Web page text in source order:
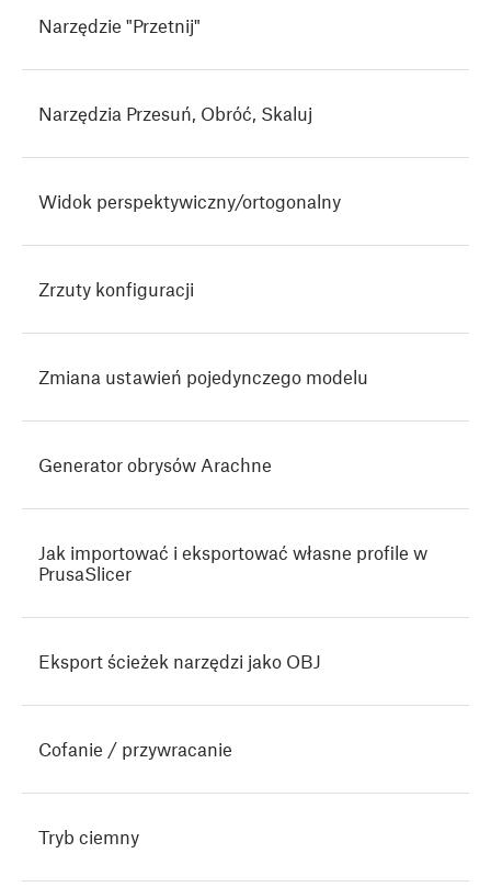
Narzędzie "Przetnij"
Narzędzia Przesuń, Obróć, Skaluj
Widok perspektywiczny/ortogonalny
Zrzuty konfiguracji
Zmiana ustawień pojedynczego modelu
Generator obrysów Arachne
Jak importować i eksportować własne profile w
PrusaSlicer
Eksport ścieżek narzędzi jako OBJ
Cofanie / przywracanie
Tryb ciemny